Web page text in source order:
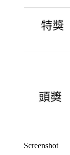
Screenshot